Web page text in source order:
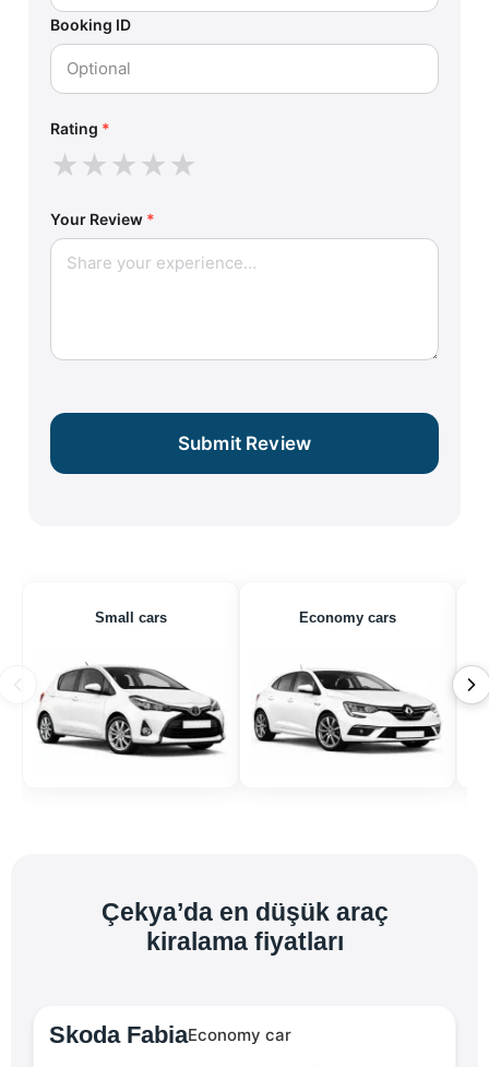
Booking ID
Rating *
★★★★★
Your Review *
Submit Review
Small cars Economy cars
Çekya’da en düşük araç
kiralama fiyatları
Skoda FabiaEconomy car